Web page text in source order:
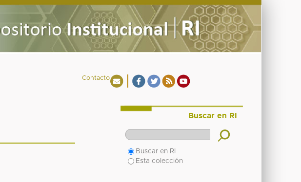
Contacto
Buscar en RI
Buscar en RI
Esta colección